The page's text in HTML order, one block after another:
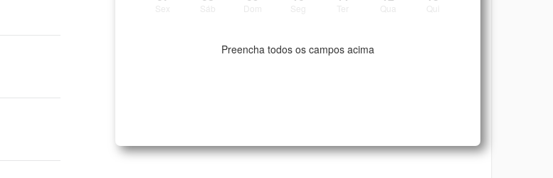
Preencha todos os campos acima